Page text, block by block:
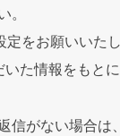
をお願いいたし
た情報をもとに
信がない場合